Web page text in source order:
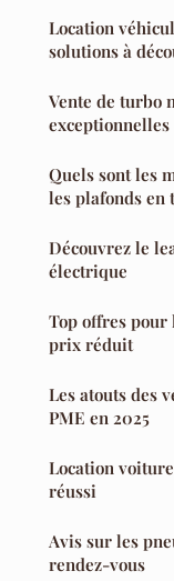
Location
solutions à
Vente de turbo
exceptionnelles
Quels sont les
les plafonds en
Découvrez le
électrique
Top offres
prix réduit
Les atouts des
PME en 2025
Location
réussi
Avis sur les
rendez-vous